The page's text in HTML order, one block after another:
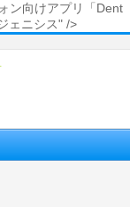
ン向けアプリ「Dent
ェニシス" />